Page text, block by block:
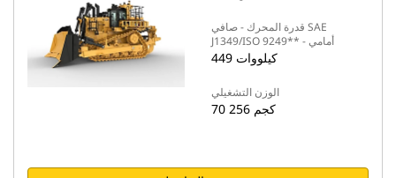
قدرة المحرك - صافي SAE
J1349/ISO 9249** - أمامي
449 كيلووات
الوزن التشغيلي
70 256 كجم